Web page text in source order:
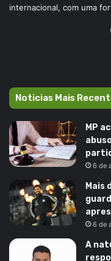
internacional, com uma
Noticias Mais
MP
6 de
Mais
6 de
A